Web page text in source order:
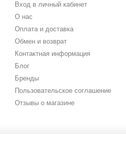
Вход в личный кабинет
О нас
Оплата и доставка
Обмен и возврат
Контактная информация
Блог
Бренды
Пользовательское соглашение
Отзывы о магазине